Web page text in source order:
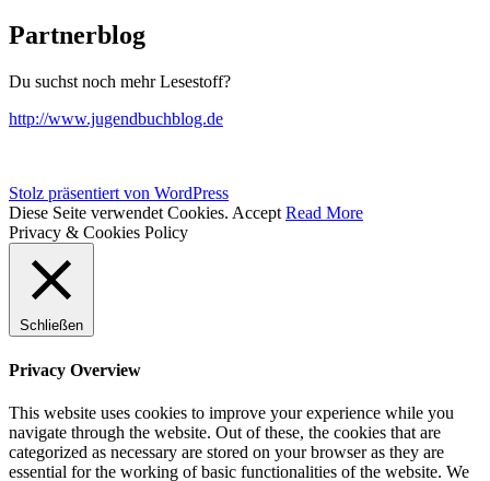
Partnerblog
Du suchst noch mehr Lesestoff?
http://www.jugendbuchblog.de
Stolz präsentiert von WordPress
Diese Seite verwendet Cookies. Accept Read More
Privacy & Cookies Policy
Schließen
Privacy Overview
This website uses cookies to improve your experience while you
navigate through the website. Out of these, the cookies that are
categorized as necessary are stored on your browser as they are
essential for the working of basic functionalities of the website. We